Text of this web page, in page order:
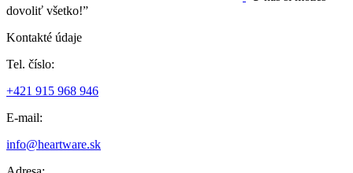
dovoliť všetko!”
Kontakté údaje
Tel. číslo:
+421 915 968 946
E-mail:
info@heartware.sk